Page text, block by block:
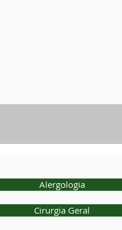
Alergologia
Cirurgia Geral